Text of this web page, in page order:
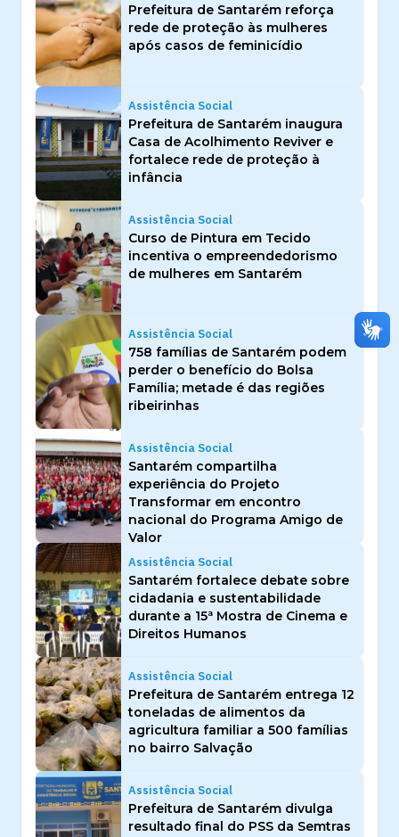
Prefeitura de Santarém reforça
rede de proteção às mulheres
após casos de feminicídio
Assistência Social
Prefeitura de Santarém inaugura
Casa de Acolhimento Reviver e
fortalece rede de proteção à
infância
Assistência Social
Curso de Pintura em Tecido
incentiva o empreendedorismo
de mulheres em Santarém
Assistência Social
758 famílias de Santarém podem
perder o benefício do Bolsa
Família; metade é das regiões
ribeirinhas
Assistência Social
Santarém compartilha
experiência do Projeto
Transformar em encontro
nacional do Programa Amigo de
Valor
Assistência Social
Santarém fortalece debate sobre
cidadania e sustentabilidade
durante a 15ª Mostra de Cinema e
Direitos Humanos
Assistência Social
Prefeitura de Santarém entrega 12
toneladas de alimentos da
agricultura familiar a 500 famílias
no bairro Salvação
Assistência Social
Prefeitura de Santarém divulga
resultado final do PSS da Semtras